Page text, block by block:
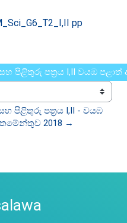
pp
පිළිතුරු පත්‍රය I,II වයඹ පළාත්
පිළිතුරු පත්‍රය I,II - වයඹ
2018 →